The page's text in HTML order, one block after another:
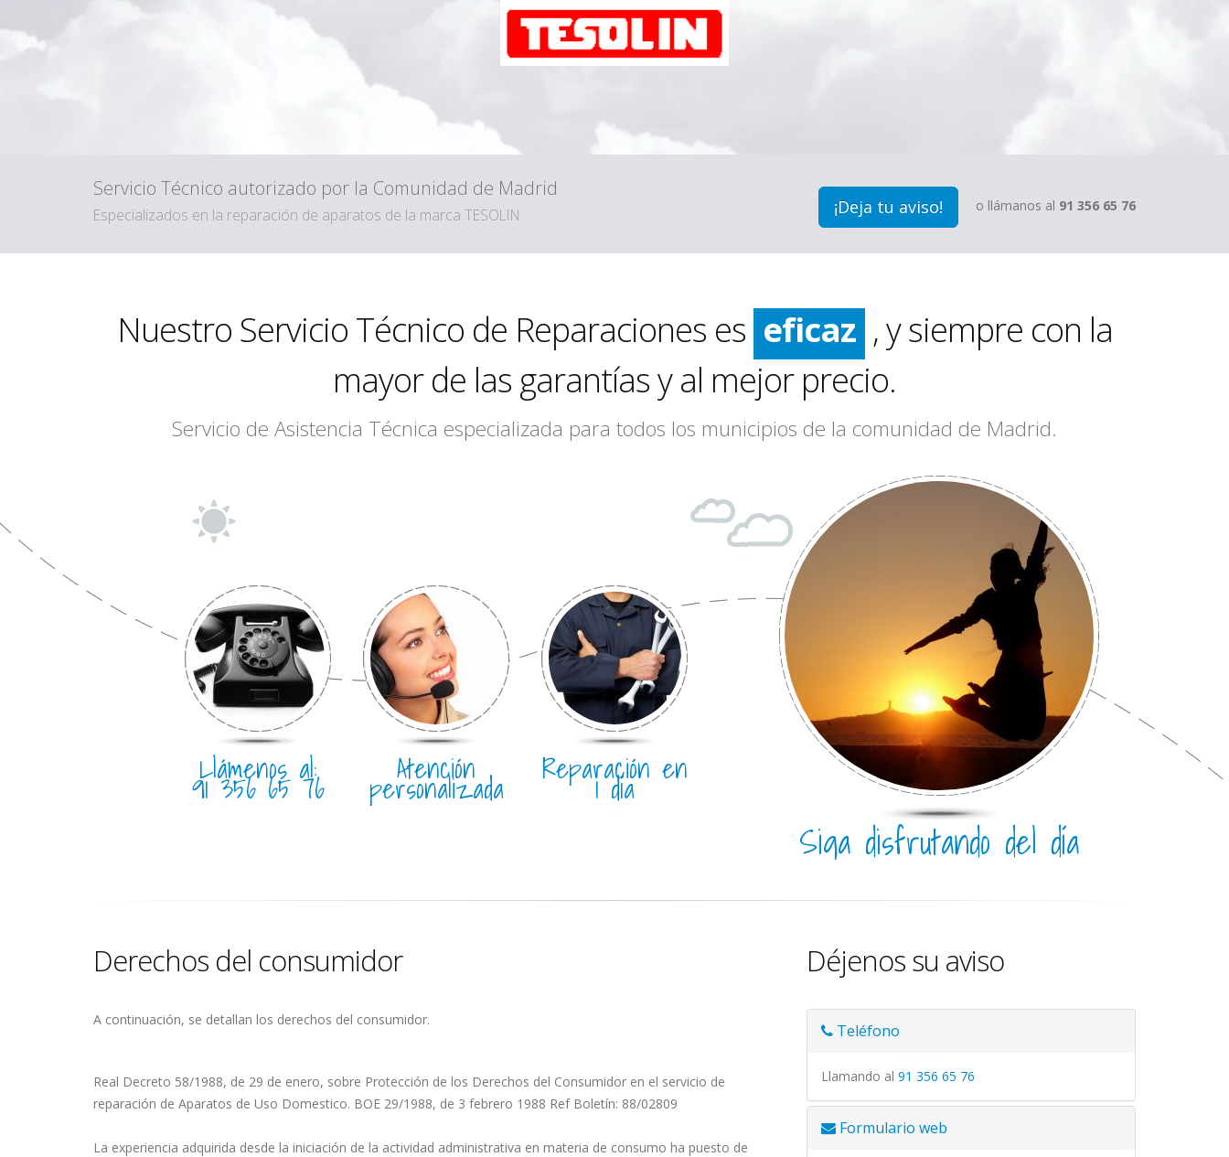
Servicio Técnico autorizado por la Comunidad de Madrid
Especializados en la reparación de aparatos de la marca TESOLIN ¡Deja tu aviso! o llámanos al 91 356 65 76
Nuestro Servicio Técnico de Reparaciones es
rápido
limpio
eficaz
rápido , y siempre con la
mayor de las garantías y al mejor precio.
Servicio de Asistencia Técnica especializada para todos los municipios de la comunidad de Madrid.
Llámenos al:
91 356 65 76 Atención
personalizada Reparación en
1 día
Siga disfrutando del día
Derechos del consumidor
A continuación, se detallan los derechos del consumidor.
Real Decreto 58/1988, de 29 de enero, sobre Protección de los Derechos del Consumidor en el servicio de
reparación de Aparatos de Uso Domestico. BOE 29/1988, de 3 febrero 1988 Ref Boletín: 88/02809
La experiencia adquirida desde la iniciación de la actividad administrativa en materia de consumo ha puesto de
Déjenos su aviso
Teléfono
Llamando al 91 356 65 76
Formulario web